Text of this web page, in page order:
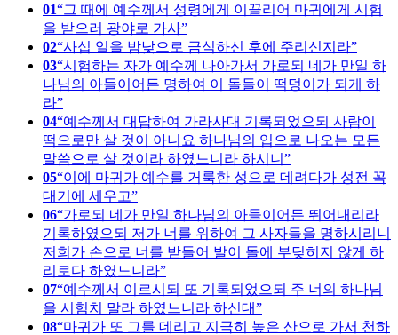
01
그 때에 예수께서 성령에게 이끌리어 마귀에게 시험
을 받으러 광야로 가사
02 사십 일을 밤낮으로 금식하신 후에 주리신지라
03 시험하는 자가 예수께 나아가서 가로되 네가 만일 하
나님의 아들이어든 명하여 이 돌들이 떡덩이가 되게 하
라
04 예수께서 대답하여 가라사대 기록되었으되 사람이
떡으로만 살 것이 아니요 하나님의 입으로 나오는 모든
말씀으로 살 것이라 하였느니라 하시니
05 이에 마귀가 예수를 거룩한 성으로 데려다가 성전 꼭
대기에 세우고
06 가로되 네가 만일 하나님의 아들이어든 뛰어내리라
기록하였으되 저가 너를 위하여 그 사자들을 명하시리니
저희가 손으로 너를 받들어 발이 돌에 부딪히지 않게 하
리로다 하였느니라
07 예수께서 이르시되 또 기록되었으되 주 너의 하나님
을 시험치 말라 하였느니라 하신대
08 마귀가 또 그를 데리고 지극히 높은 산으로 가서 천하